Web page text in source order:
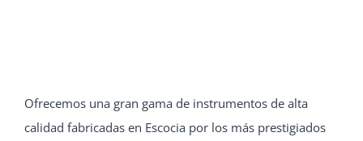
Ofrecemos una gran gama de instrumentos de alta
calidad fabricadas en Escocia por los más prestigiados